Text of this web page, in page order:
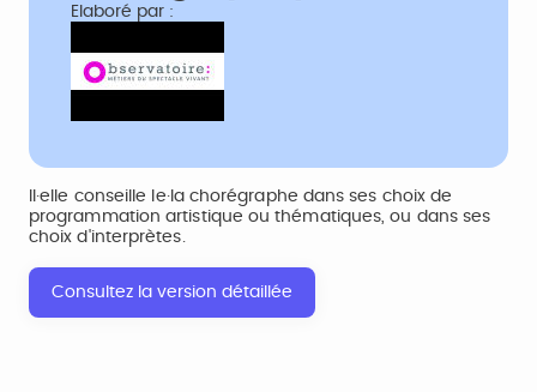
Elaboré par :
Il·elle conseille le·la chorégraphe dans ses choix de
programmation artistique ou thématiques, ou dans ses
choix d'interprètes.
Consultez la version détaillée